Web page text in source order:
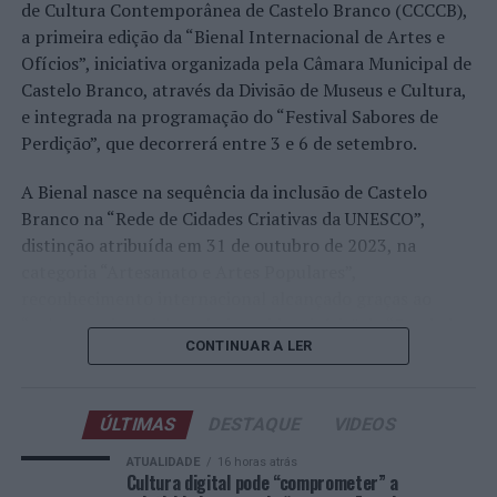
Faria, Henrique Rocha, Frederico Ferreira Silva, Tiago
Pereira e Tiago Torres integraram o quadro principal,
beneficiando, de igual modo, da reorganização dos wild
cards após as entradas diretas de alguns jogadores.
Entre os portugueses, Tiago Torres e Jaime Faria
protagonizaram as melhores campanhas da edição,
ambos alcançando os quartos de final. Torres assinou
um dos resultados mais marcantes do torneio ao
neerlandês Botic van de Zandschulp, alcançando
também os quartos de final, onde acabou eliminado pelo
italiano Luciano Darderi, num encontro decidido em três
de Cultura Contemporânea de Castelo Branco (CCCCB),
a primeira edição da “Bienal Internacional de Artes e
Ofícios”, iniciativa organizada pela Câmara Municipal de
Castelo Branco, através da Divisão de Museus e Cultura,
e integrada na programação do “Festival Sabores de
Perdição”, que decorrerá entre 3 e 6 de setembro.
A Bienal nasce na sequência da inclusão de Castelo
Branco na “Rede de Cidades Criativas da UNESCO”,
distinção atribuída em 31 de outubro de 2023, na
“valor patrimonial, artístico e identitário” do “Bordado
de Castelo Branco”, uma das manifestações mais
da identidade albicastrense.
Ao longo de dois dias, especialistas nacionais e
internacionais, investigadores, artesãos, representantes
CONTINUAR A LER
ÚLTIMAS
ATUALIDADE 16 horas atrás
Cultura digital pode “comprometer” a